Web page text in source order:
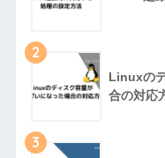
2
Linuxの
合の対応
3